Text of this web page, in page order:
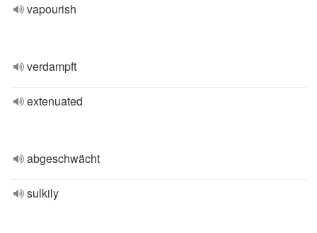
vapourish
verdampft
extenuated
abgeschwächt
sulkily